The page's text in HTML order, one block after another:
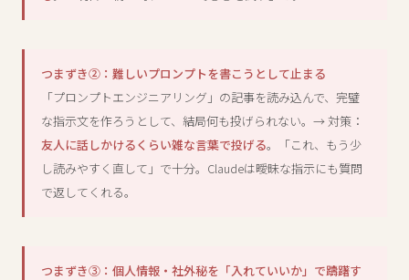
つまずき②：難しいプロンプトを書こうとして止まる
「プロンプトエンジニアリング」の記事を読み込んで、完璧
な指示文を作ろうとして、結局何も投げられない。→ 対策：
友人に話しかけるくらい雑な言葉で投げる。「これ、もう少
し読みやすく直して」で十分。Claudeは曖昧な指示にも質問
で返してくれる。
つまずき③：個人情報・社外秘を「入れていいか」で躊躇す